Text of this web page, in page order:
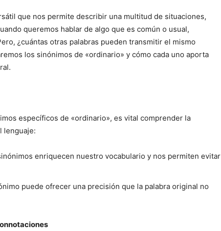
que nos permite describir una multitud de situaciones,
queremos hablar de algo que es común o usual,
¿cuántas otras palabras pueden transmitir el mismo
los sinónimos de «ordinario» y cómo cada uno aporta
específicos de «ordinario», es vital comprender la
lenguaje:
enriquecen nuestro vocabulario y nos permiten evitar
puede ofrecer una precisión que la palabra original no